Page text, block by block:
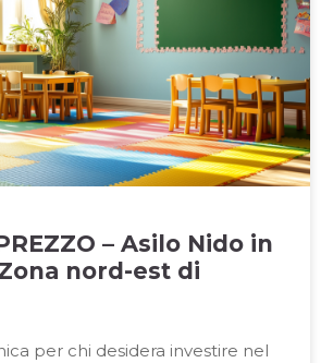
– Asilo Nido in
nord-est di
per chi desidera investire nel